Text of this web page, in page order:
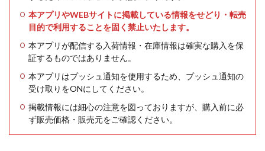
本アプリやWEBサイトに掲載している情報をせどり・転売
目的で利用することを固く禁止いたします。
本アプリが配信する入荷情報・在庫情報は確実な購入を保
証するものではありません。
本アプリはプッシュ通知を使用するため、プッシュ通知の
受け取りをONにしてください。
掲載情報には細心の注意を図っておりますが、購入前に必
ず販売価格・販売元をご確認ください。